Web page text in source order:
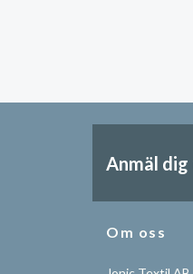
Anmäl
Om oss